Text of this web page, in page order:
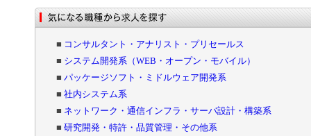
■ コンサルタント・アナリスト・プリセールス
■ システム開発系（WEB・オープン・モバイル）
■ パッケージソフト・ミドルウェア開発系
■ 社内システム系
■ ネットワーク・通信インフラ・サーバ設計・構築系
■ 研究開発・特許・品質管理・その他系